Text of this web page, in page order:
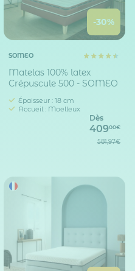
-30%
SOMEO
Matelas 100% latex
Crépuscule 500 - SOMEO
Épaisseur : 18 cm
Accueil : Moelleux
Dès
40900€
581,97€